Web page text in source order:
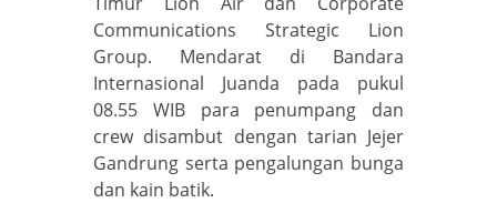
Communications Strategic Lion
Group. Mendarat di Bandara
Internasional Juanda pada pukul
08.55 WIB para penumpang dan
crew disambut dengan tarian Jejer
Gandrung serta pengalungan bunga
dan kain batik.